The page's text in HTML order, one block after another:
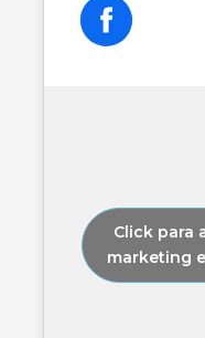
Click para
marketing